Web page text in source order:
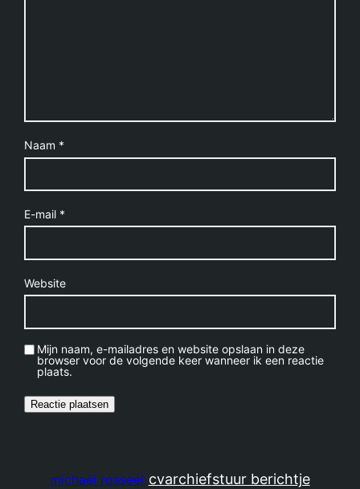
Naam *
E-mail *
Website
Mijn naam, e-mailadres en website opslaan in deze
browser voor de volgende keer wanneer ik een reactie
plaats.
michaël rosseel cvarchiefstuur berichtje